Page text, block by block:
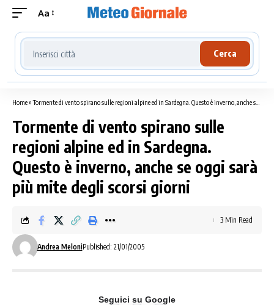
Aa
Cerca località meteo
Cerca
Home»Tormente di vento spirano sulle regioni alpine ed in Sardegna. Questo è inverno, anche se oggi sarà più mite degli scorsi giorni
Tormente di vento spirano sulle
regioni alpine ed in Sardegna.
Questo è inverno, anche se oggi sarà
più mite degli scorsi giorni
Andrea MeloniPublished: 21/01/2005
3 Min Read
Seguici su Google